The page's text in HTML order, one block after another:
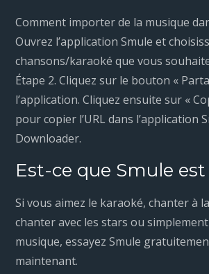
Comment importer de la musique
Ouvrez l’application Smule et
chansons/karaoké que vous
Étape 2. Cliquez sur le bouton «
l’application. Cliquez ensuite sur «
pour copier l’URL dans l’application
Downloader.
Est-ce que Smule
Si vous aimez le karaoké, chanter à
chanter avec les stars ou
musique, essayez Smule
maintenant.